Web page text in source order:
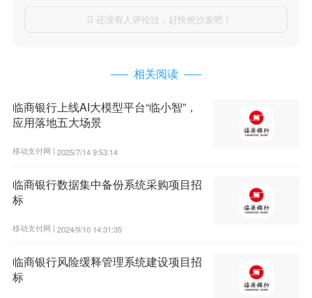
 还没有人评论过，赶快抢沙发吧！
相关阅读
临商银行上线AI大模型平台“临小智”，
应用落地五大场景
移动支付网 | 2025/7/14 9:53:14
临商银行数据集中备份系统采购项目招
标
移动支付网 | 2024/9/10 14:31:35
临商银行风险缓释管理系统建设项目招
标